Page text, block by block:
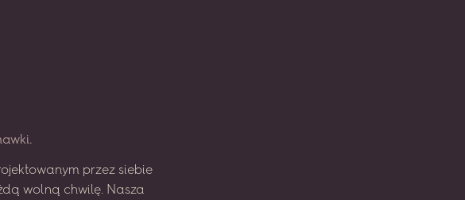
awki.
przez siebie
wolną chwilę. Nasza